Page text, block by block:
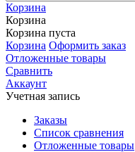
Корзина
Корзина
Корзина пуста
Корзина Оформить заказ
Отложенные товары
Сравнить
Аккаунт
Учетная запись
Заказы
Список сравнения
Отложенные товары